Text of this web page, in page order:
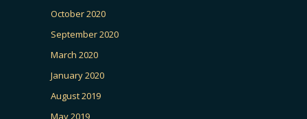
October 2020
September 2020
March 2020
January 2020
August 2019
May 2019